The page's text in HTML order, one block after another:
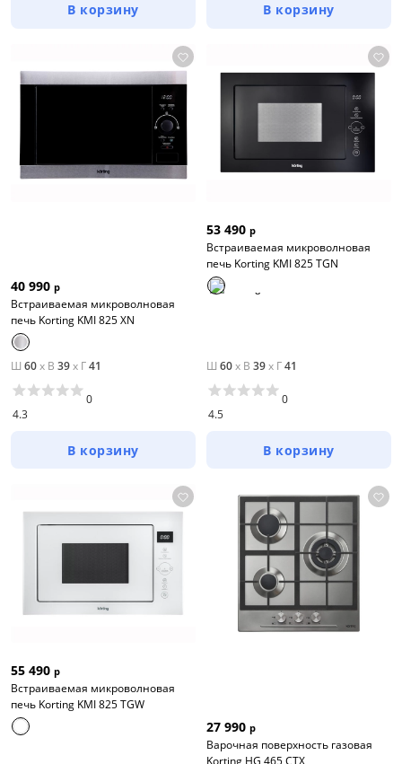
В корзину В корзину
40 990 р
Встраиваемая микроволновая
печь Korting KMI 825 XN
Ш 60x В 39x Г41
4.3
0
В корзину
53 490 р
Встраиваемая микроволновая
печь Korting KMI 825 TGN
Ш 60x В 39x Г41
4.5
0
В корзину
55 490 р
Встраиваемая микроволновая
печь Korting KMI 825 TGW
27 990 р
Варочная поверхность газовая